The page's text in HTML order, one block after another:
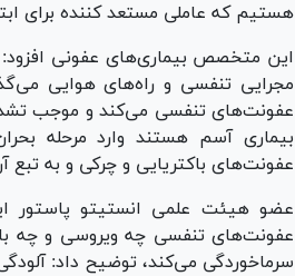
هستیم که عاملی مستعد کننده برای
این متخصص بیماری‌های عفونی
مجرایی تنفسی و راه‌های هوایی
عفونت‌های تنفسی می‌کند و موجب
بیماری آسم هستند وارد مرحله
عفونت‌های باکتریایی و چرکی و به
عضو هیئت علمی انستیتو پاستور
عفونت‌های تنفسی چه ویروسی و چه
سرماخوردگی می‌کند، توضیح داد: